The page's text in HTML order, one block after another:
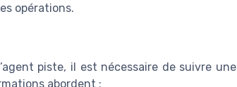
opérations.
piste, il est nécessaire de suivre une
abordent :